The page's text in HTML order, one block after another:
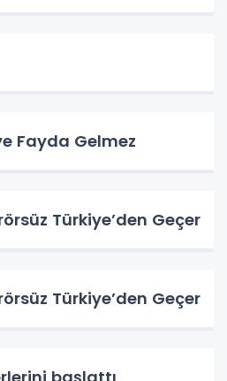
Fayda Gelmez
Türkiye’den Geçer
Türkiye’den Geçer